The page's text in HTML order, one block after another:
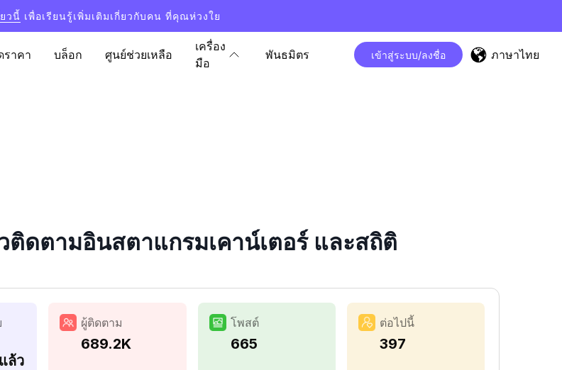
วนี้ เพื่อเรียนรู้เพิ่มเติมเกี่ยวกับคน ที่คุณห่วงใย
ราคา บล็อก ศูนย์ช่วยเหลือ
เครื่อง
มือ
พันธมิตร เข้าสู่ระบบ/ลงชื่อ ภาษาไทย
ดตามอินสตาแกรมเคาน์เตอร์ และสถิติ
ล้ว
ผู้ติดตาม
689.2K
โพสต์
665
ต่อไปนี้
397